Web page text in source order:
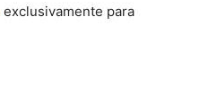
exclusivamente para